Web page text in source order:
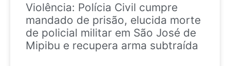
Violência: Polícia Civil cumpre
mandado de prisão, elucida morte
de policial militar em São José de
Mipibu e recupera arma subtraída